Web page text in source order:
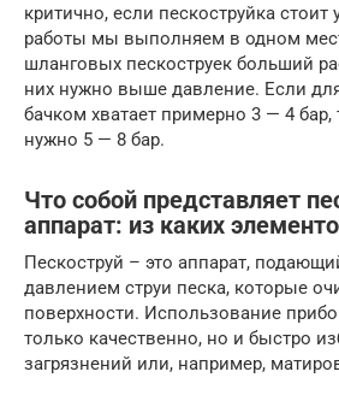
критично, если пескоструйка стоит
работы мы выполняем в одном
шланговых пескоструек больший
них нужно выше давление. Если
бачком хватает примерно 3 — 4
нужно 5 — 8 бар.
Что собой представляет
аппарат: из каких
Пескоструй – это аппарат,
давлением струи песка, которые
поверхности. Использование
только качественно, но и быстро
загрязнений или, например,